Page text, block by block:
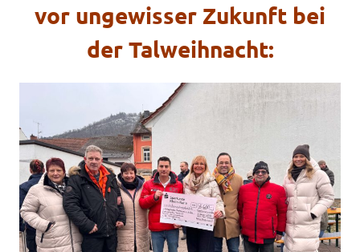
vor ungewisser Zukunft bei
der Talweihnacht: